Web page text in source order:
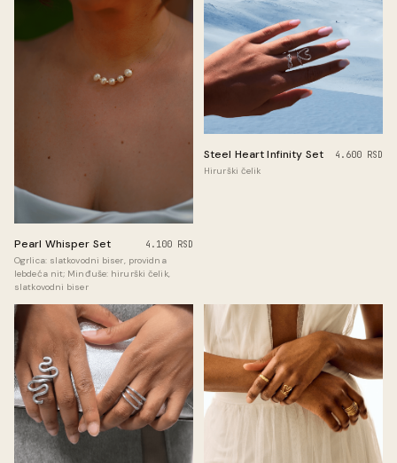
Pearl Whisper Set
4.100 RSD
Ogrlica: slatkovodni biser, providna
lebdeća nit; Minđuše: hirurški čelik,
slatkovodni biser
Steel Heart Infinity Set
4.600 RSD
Hirurški čelik